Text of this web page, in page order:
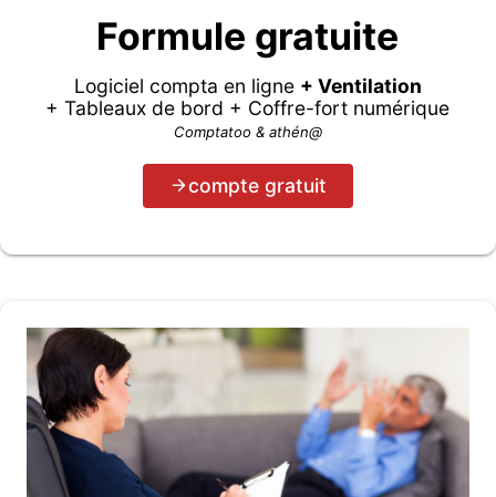
Formule gratuite
Logiciel compta en ligne + Ventilation
+ Tableaux de bord + Coffre-fort numérique
Comptatoo & athén@
compte gratuit